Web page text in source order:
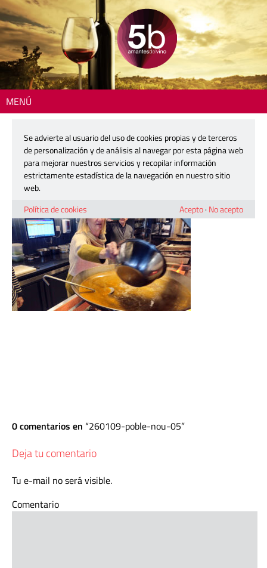
MENÚ
260109-poble-nou-05
9 enero, 2026
0 comentarios en 260109-poble-nou-05
Deja tu comentario
Tu e-mail no será visible.
Comentario
Se advierte al usuario del uso de cookies propias y de terceros
de personalización y de análisis al navegar por esta página web
para mejorar nuestros servicios y recopilar información
estrictamente estadística de la navegación en nuestro sitio
web.
Política de cookies
Acepto· No acepto